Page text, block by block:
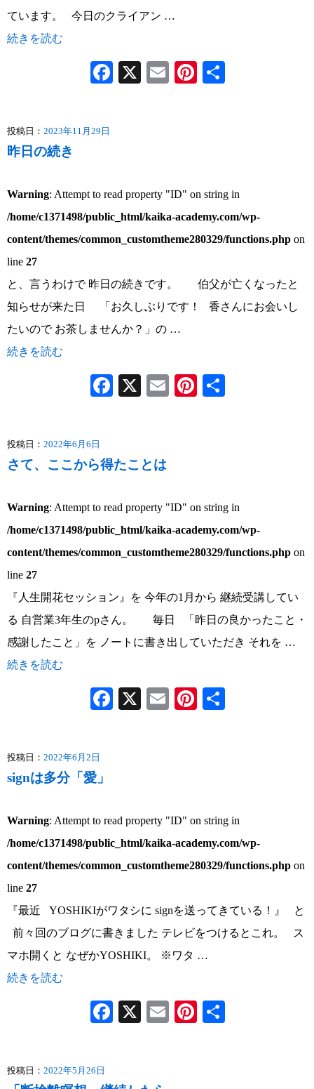
ています。 今日のクライアン …
続きを読む
Facebook
X EmailPinterest
投稿日： 2023年11月29日
昨日の続き
Warning: Attempt to read property "ID" on string in
/home/c1371498/public_html/kaika-academy.com/wp-
content/themes/common_customtheme280329/functions.php on
line 27
と、言うわけで 昨日の続きです。 伯父が亡くなったと
知らせが来た日 「お久しぶりです！ 香さんにお会いし
たいので お茶しませんか？」の …
続きを読む
Facebook
X EmailPinterest
投稿日： 2022年6月6日
さて、ここから得たことは
Warning: Attempt to read property "ID" on string in
/home/c1371498/public_html/kaika-academy.com/wp-
content/themes/common_customtheme280329/functions.php on
line 27
『人生開花セッション』を 今年の1月から 継続受講してい
る 自営業3年生のpさん。 毎日 「昨日の良かったこと・
感謝したこと」を ノートに書き出していただき それを …
続きを読む
Facebook
X EmailPinterest
投稿日： 2022年6月2日
signは多分「愛」
Warning: Attempt to read property "ID" on string in
/home/c1371498/public_html/kaika-academy.com/wp-
content/themes/common_customtheme280329/functions.php on
line 27
『最近 YOSHIKIがワタシに signを送ってきている！』 と
前々回のブログに書きました テレビをつけるとこれ。 ス
マホ開くと なぜかYOSHIKI。 ※ワタ …
続きを読む
Facebook
X EmailPinterest
投稿日： 2022年5月26日